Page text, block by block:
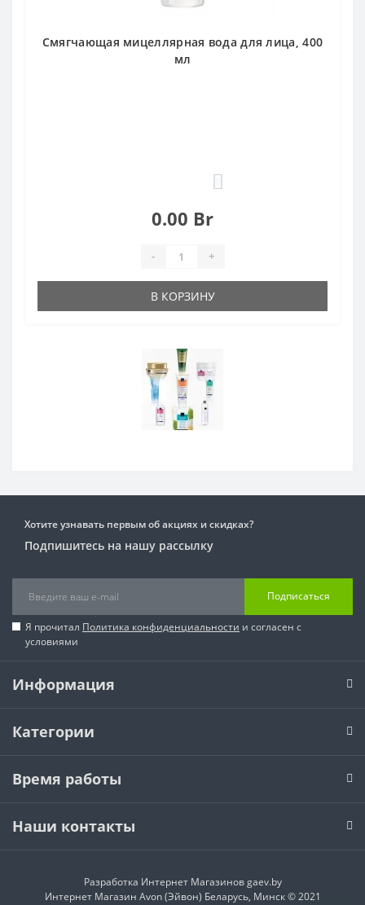
Смягчающая мицеллярная вода для лица, 400
мл
0.00 Br
- +
В КОРЗИНУ
Хотите узнавать первым об акциях и скидках?
Подпишитесь на нашу рассылку
Подписаться
Я прочитал Политика конфиденциальности и согласен с
условиями
Информация
Категории
Время работы
Наши контакты
Разработка Интернет Магазиновgaev.by
Интернет Магазин Avon (Эйвон) Беларусь, Минск © 2021